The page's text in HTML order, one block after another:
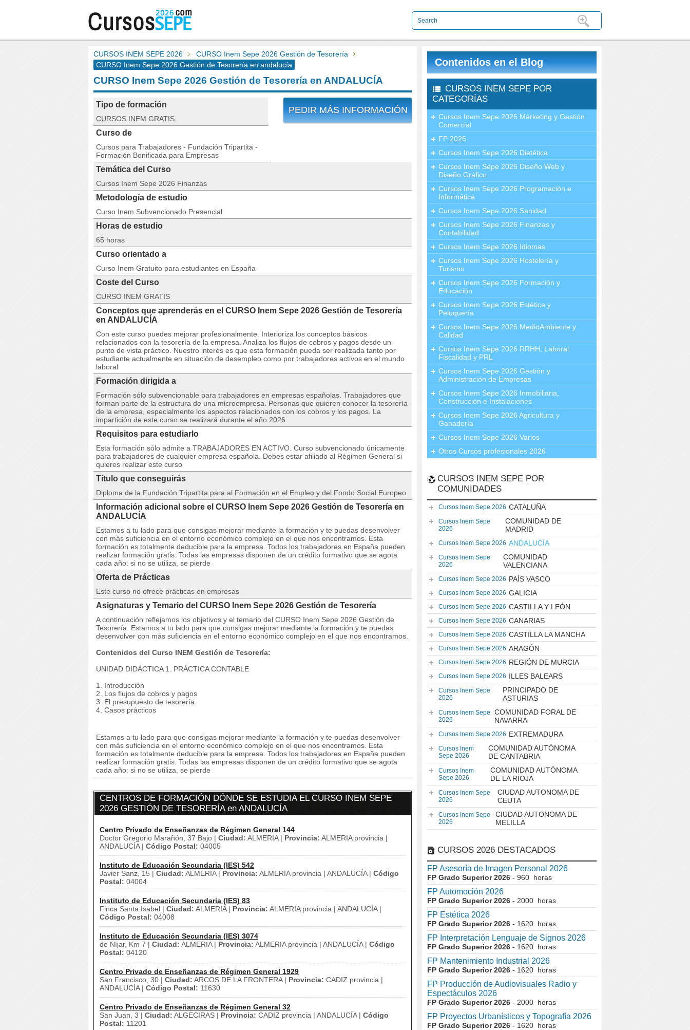
CURSOS INEM SEPE 2026
CURSO Inem Sepe 2026 Gestión de Tesorería
CURSO Inem Sepe 2026 Gestión de Tesorería en andalucía
CURSO Inem Sepe 2026 Gestión de Tesorería en ANDALUCÍA
PEDIR MÁS INFORMACIÓN
Tipo de formación
CURSOS INEM GRATIS
Curso de
Cursos para Trabajadores - Fundación Tripartita -
Formación Bonificada para Empresas
Temática del Curso
Cursos Inem Sepe 2026 Finanzas
Metodología de estudio
Curso Inem Subvencionado Presencial
Horas de estudio
65 horas
Curso orientado a
Curso Inem Gratuito para estudiantes en España
Coste del Curso
CURSO INEM GRATIS
Conceptos que aprenderás en el CURSO Inem Sepe 2026 Gestión de Tesorería
en ANDALUCÍA
Con este curso puedes mejorar profesionalmente. Interioriza los conceptos básicos
relacionados con la tesorería de la empresa. Analiza los flujos de cobros y pagos desde un
punto de vista práctico. Nuestro interés es que esta formación pueda ser realizada tanto por
estudiante actualmente en situación de desempleo como por trabajadores activos en el mundo
laboral
Formación dirigida a
Formación sólo subvencionable para trabajadores en empresas españolas. Trabajadores que
forman parte de la estructura de una microempresa. Personas que quieren conocer la tesorería
de la empresa, especialmente los aspectos relacionados con los cobros y los pagos. La
impartición de este curso se realizará durante el año 2026
Requisitos para estudiarlo
Esta formación sólo admite a TRABAJADORES EN ACTIVO. Curso subvencionado únicamente
para trabajadores de cualquier empresa española. Debes estar afiliado al Régimen General si
quieres realizar este curso
Título que conseguirás
Diploma de la Fundación Tripartita para al Formación en el Empleo y del Fondo Social Europeo
Información adicional sobre el CURSO Inem Sepe 2026 Gestión de Tesorería en
ANDALUCÍA
Estamos a tu lado para que consigas mejorar mediante la formación y te puedas desenvolver
con más suficiencia en el entorno económico complejo en el que nos encontramos. Esta
formación es totalmente deducible para la empresa. Todos los trabajadores en España pueden
realizar formación gratis. Todas las empresas disponen de un crédito formativo que se agota
cada año: si no se utiliza, se pierde
Oferta de Prácticas
Este curso no ofrece prácticas en empresas
Asignaturas y Temario del CURSO Inem Sepe 2026 Gestión de Tesorería
A continuación reflejamos los objetivos y el temario del CURSO Inem Sepe 2026 Gestión de
Tesorería. Estamos a tu lado para que consigas mejorar mediante la formación y te puedas
desenvolver con más suficiencia en el entorno económico complejo en el que nos encontramos.
Contenidos del Curso INEM Gestión de Tesorería:
UNIDAD DIDÁCTICA 1. PRÁCTICA CONTABLE
1. Introducción
2. Los flujos de cobros y pagos
3. El presupuesto de tesorería
4. Casos prácticos
Estamos a tu lado para que consigas mejorar mediante la formación y te puedas desenvolver
con más suficiencia en el entorno económico complejo en el que nos encontramos. Esta
formación es totalmente deducible para la empresa. Todos los trabajadores en España pueden
realizar formación gratis. Todas las empresas disponen de un crédito formativo que se agota
cada año: si no se utiliza, se pierde
CENTROS DE FORMACIÓN DÓNDE SE ESTUDIA EL CURSO INEM SEPE
2026 GESTIÓN DE TESORERÍA en ANDALUCÍA
Centro Privado de Enseñanzas de Régimen General 144
Doctor Gregorio Marañón, 37 Bajo | Ciudad: ALMERIA | Provincia: ALMERIA provincia |
ANDALUCÍA | Código Postal: 04005
Instituto de Educación Secundaria (IES) 542
Javier Sanz, 15 | Ciudad: ALMERIA | Provincia: ALMERIA provincia | ANDALUCÍA | Código
Postal: 04004
Instituto de Educación Secundaria (IES) 83
Finca Santa Isabel | Ciudad: ALMERIA | Provincia: ALMERIA provincia | ANDALUCÍA |
Código Postal: 04008
Instituto de Educación Secundaria (IES) 3074
de Níjar, Km 7 | Ciudad: ALMERIA | Provincia: ALMERIA provincia | ANDALUCÍA | Código
Postal: 04120
Centro Privado de Enseñanzas de Régimen General 1929
San Francisco, 30 | Ciudad: ARCOS DE LA FRONTERA | Provincia: CADIZ provincia |
ANDALUCÍA | Código Postal: 11630
Centro Privado de Enseñanzas de Régimen General 32
San Juan, 3 | Ciudad: ALGECIRAS | Provincia: CADIZ provincia | ANDALUCÍA | Código
Postal: 11201
Contenidos en el Blog
CURSOS INEM SEPE POR
CATEGORÍAS
Cursos Inem Sepe 2026 Márketing y Gestión
Comercial
FP 2026
Cursos Inem Sepe 2026 Dietética
Cursos Inem Sepe 2026 Diseño Web y
Diseño Gráfico
Cursos Inem Sepe 2026 Programación e
Informática
Cursos Inem Sepe 2026 Sanidad
Cursos Inem Sepe 2026 Finanzas y
Contabilidad
Cursos Inem Sepe 2026 Idiomas
Cursos Inem Sepe 2026 Hostelería y
Turismo
Cursos Inem Sepe 2026 Formación y
Educación
Cursos Inem Sepe 2026 Estética y
Peluquería
Cursos Inem Sepe 2026 MedioAmbiente y
Calidad
Cursos Inem Sepe 2026 RRHH, Laboral,
Fiscalidad y PRL
Cursos Inem Sepe 2026 Gestión y
Administración de Empresas
Cursos Inem Sepe 2026 Inmobiliaria,
Construcción e Instalaciones
Cursos Inem Sepe 2026 Agricultura y
Ganadería
Cursos Inem Sepe 2026 Varios
Otros Cursos profesionales 2026
CURSOS INEM SEPE POR
COMUNIDADES
Cursos Inem Sepe 2026 CATALUÑA
Cursos Inem Sepe
2026
COMUNIDAD DE
MADRID
Cursos Inem Sepe 2026 ANDALUCÍA
Cursos Inem Sepe
2026
COMUNIDAD
VALENCIANA
Cursos Inem Sepe 2026 PAÍS VASCO
Cursos Inem Sepe 2026 GALICIA
Cursos Inem Sepe 2026 CASTILLA Y LEÓN
Cursos Inem Sepe 2026 CANARIAS
Cursos Inem Sepe 2026 CASTILLA LA MANCHA
Cursos Inem Sepe 2026 ARAGÓN
Cursos Inem Sepe 2026 REGIÓN DE MURCIA
Cursos Inem Sepe 2026 ILLES BALEARS
Cursos Inem Sepe
2026
PRINCIPADO DE
ASTURIAS
Cursos Inem Sepe
2026
COMUNIDAD FORAL DE
NAVARRA
Cursos Inem Sepe 2026 EXTREMADURA
Cursos Inem
Sepe 2026
COMUNIDAD AUTÓNOMA
DE CANTABRIA
Cursos Inem
Sepe 2026
COMUNIDAD AUTÓNOMA
DE LA RIOJA
Cursos Inem Sepe
2026
CIUDAD AUTONOMA DE
CEUTA
Cursos Inem Sepe
2026
CIUDAD AUTONOMA DE
MELILLA
CURSOS 2026 DESTACADOS
FP Asesoría de Imagen Personal 2026
FP Grado Superior 2026 - 960 horas
FP Automoción 2026
FP Grado Superior 2026 - 2000 horas
FP Estética 2026
FP Grado Superior 2026 - 1620 horas
FP Interpretación Lenguaje de Signos 2026
FP Grado Superior 2026 - 1620 horas
FP Mantenimiento Industrial 2026
FP Grado Superior 2026 - 1620 horas
FP Producción de Audiovisuales Radio y
Espectáculos 2026
FP Grado Superior 2026 - 2000 horas
FP Proyectos Urbanísticos y Topografía 2026
FP Grado Superior 2026 - 1620 horas